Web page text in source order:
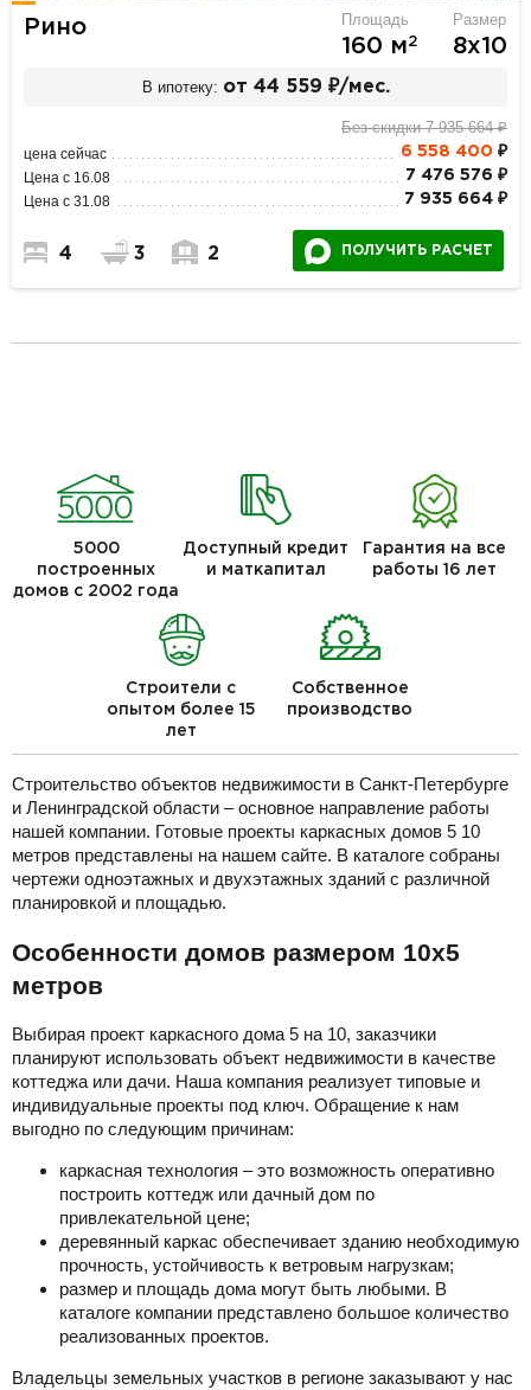
Рино Площадь
160 м2
Размер
8х10
В ипотеку: от 44 559 ₽/мес.
Без скидки 7 935 664 ₽
цена сейчас 6 558 400 ₽
Цена с 16.08 7 476 576 ₽
Цена с 31.08 7 935 664 ₽
4 3 2 ПОЛУЧИТЬ РАСЧЕТ
5000
построенных
домов с 2002 года
Доступный кредит
и маткапитал
Гарантия на все
работы 16 лет
Строители с
опытом более 15
лет
Собственное
производство
Строительство объектов недвижимости в Санкт-Петербурге
и Ленинградской области – основное направление работы
нашей компании. Готовые проекты каркасных домов 5 10
метров представлены на нашем сайте. В каталоге собраны
чертежи одноэтажных и двухэтажных зданий с различной
планировкой и площадью.
Особенности домов размером 10х5
метров
Выбирая проект каркасного дома 5 на 10, заказчики
планируют использовать объект недвижимости в качестве
коттеджа или дачи. Наша компания реализует типовые и
индивидуальные проекты под ключ. Обращение к нам
выгодно по следующим причинам:
каркасная технология – это возможность оперативно
построить коттедж или дачный дом по
привлекательной цене;
деревянный каркас обеспечивает зданию необходимую
прочность, устойчивость к ветровым нагрузкам;
размер и площадь дома могут быть любыми. В
каталоге компании представлено большое количество
реализованных проектов.
Владельцы земельных участков в регионе заказывают у нас